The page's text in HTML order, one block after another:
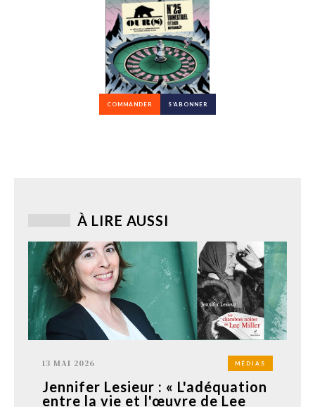
COMMANDER S’ABONNER
À LIRE AUSSI
13 MAI 2026 MÉDIAS
Jennifer Lesieur : « L'adéquation
entre la vie et l'œuvre de Lee